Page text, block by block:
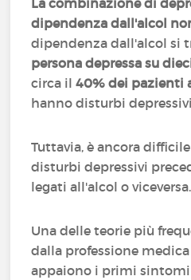
La combinazione di
dipendenza dall'alcol
dipendenza dall'alcol si
persona depressa su
circa il40% dei pazienti
hanno disturbi
Tuttavia, è ancora
disturbi depressivi
legati all'alcol o viceversa.
Una delle teorie più
dalla professione
appaiono i primi sintomi